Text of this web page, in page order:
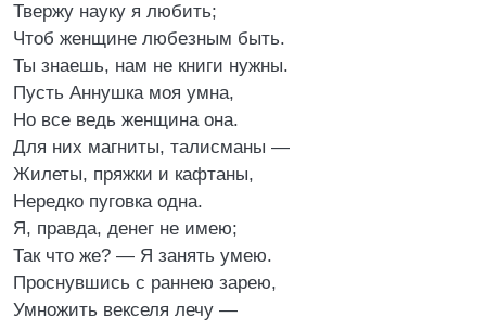
Твержу науку я любить;
Чтоб женщине любезным быть.
Ты знаешь, нам не книги нужны.
Пусть Аннушка моя умна,
Но все ведь женщина она.
Для них магниты, талисманы —
Жилеты, пряжки и кафтаны,
Нередко пуговка одна.
Я, правда, денег не имею;
Так что же? — Я занять умею.
Проснувшись с раннею зарею,
Умножить векселя лечу —